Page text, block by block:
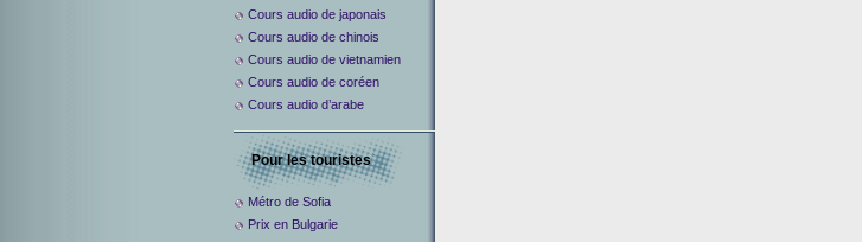
Cours audio de japonais
Cours audio de chinois
Cours audio de vietnamien
Cours audio de coréen
Cours audio d’arabe
Pour les touristes
Métro de Sofia
Prix en Bulgarie